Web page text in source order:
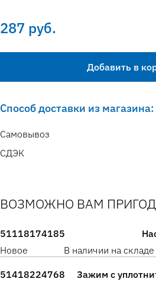
287 руб.
Добавить в
Способ доставки из магазина:
Самовывоз
СДЭК
ВОЗМОЖНО ВАМ
51118174185
Новое
В наличии на
51418224768
Зажим с